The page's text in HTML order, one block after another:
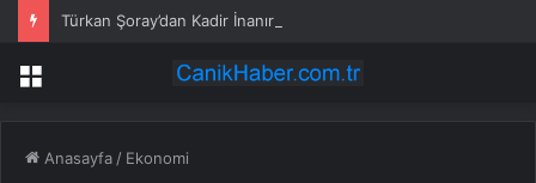
Menü
Anasayfa / Ekonomi